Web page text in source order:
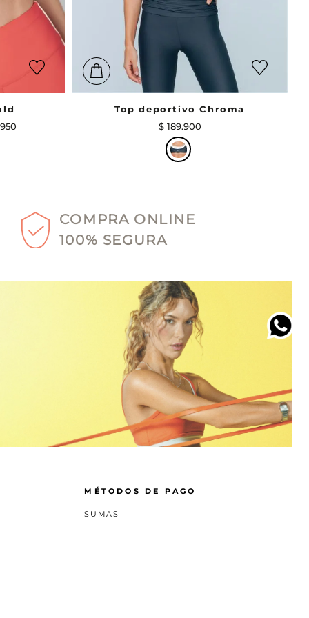
950
Top deportivo Chroma
$ 189.900
COMPRA ONLINE
100% SEGURA
MÉTODOS DE PAGO
SUMAS